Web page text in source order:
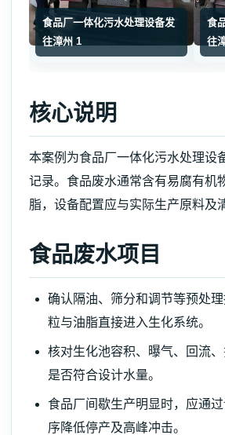
食品厂一体化污水处理设备发
往漳州 1
食
往
核心说明
本案例为食品厂一体化污水处理设
记录。食品废水通常含有易腐有机
脂，设备配置应与实际生产原料及
食品废水项目
确认隔油、筛分和调节等预处
粒与油脂直接进入生化系统。
核对生化池容积、曝气、回流
是否符合设计水量。
食品厂间歇生产明显时，应通
序降低停产及高峰冲击。